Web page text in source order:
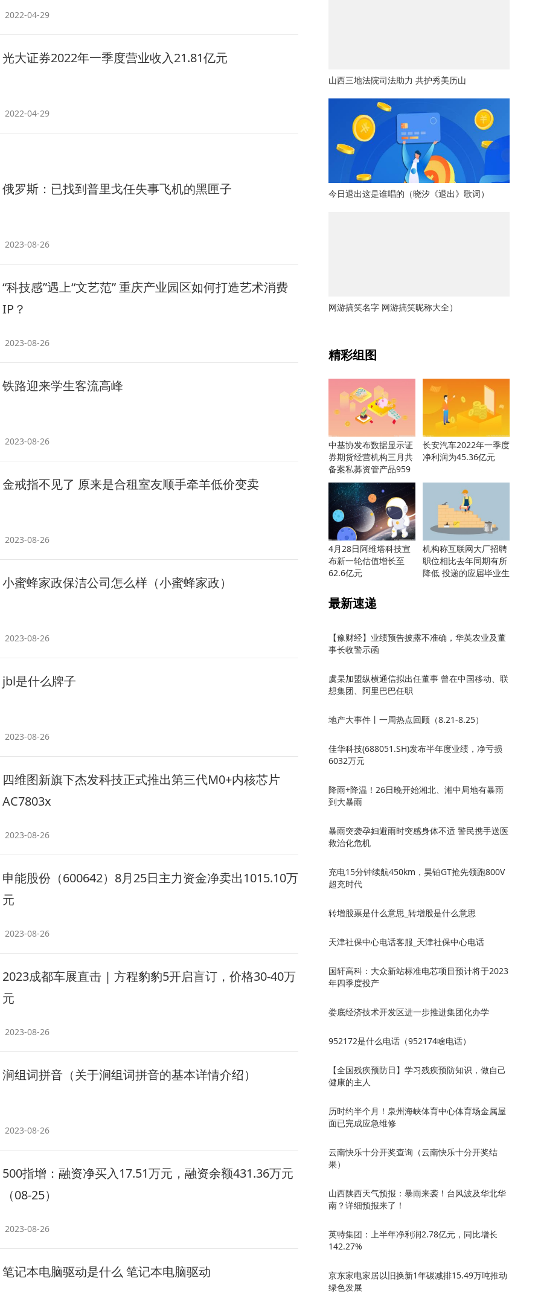
2022-04-29
光大证券2022年一季度营业收入21.81亿元
2022-04-29
俄罗斯：已找到普里戈任失事飞机的黑匣子
2023-08-26
“科技感”遇上“文艺范” 重庆产业园区如何打造艺术消费
IP？
2023-08-26
铁路迎来学生客流高峰
2023-08-26
金戒指不见了 原来是合租室友顺手牵羊低价变卖
2023-08-26
小蜜蜂家政保洁公司怎么样（小蜜蜂家政）
2023-08-26
jbl是什么牌子
2023-08-26
四维图新旗下杰发科技正式推出第三代M0+内核芯片
AC7803x
2023-08-26
申能股份（600642）8月25日主力资金净卖出1015.10万
元
2023-08-26
2023成都车展直击 | 方程豹豹5开启盲订，价格30-40万
元
2023-08-26
涧组词拼音（关于涧组词拼音的基本详情介绍）
2023-08-26
500指增：融资净买入17.51万元，融资余额431.36万元
（08-25）
2023-08-26
笔记本电脑驱动是什么 笔记本电脑驱动
山西三地法院司法助力 共护秀美历山
今日退出这是谁唱的（晓汐《退出》歌词）
网游搞笑名字 网游搞笑昵称大全）
精彩组图
中基协发布数据显示证
券期货经营机构三月共
备案私募资管产品959
只
长安汽车2022年一季度
净利润为45.36亿元
4月28日阿维塔科技宣
布新一轮估值增长至
62.6亿元
机构称互联网大厂招聘
职位相比去年同期有所
降低 投递的应届毕业生
最新速递
【豫财经】业绩预告披露不准确，华英农业及董
事长收警示函
虞杲加盟纵横通信拟出任董事 曾在中国移动、联
想集团、阿里巴巴任职
地产大事件丨一周热点回顾（8.21-8.25）
佳华科技(688051.SH)发布半年度业绩，净亏损
6032万元
降雨+降温！26日晚开始湘北、湘中局地有暴雨
到大暴雨
暴雨突袭孕妇避雨时突感身体不适 警民携手送医
救治化危机
充电15分钟续航450km，昊铂GT抢先领跑800V
超充时代
转增股票是什么意思_转增股是什么意思
天津社保中心电话客服_天津社保中心电话
国轩高科：大众新站标准电芯项目预计将于2023
年四季度投产
娄底经济技术开发区进一步推进集团化办学
952172是什么电话（952174啥电话）
【全国残疾预防日】学习残疾预防知识，做自己
健康的主人
历时约半个月！泉州海峡体育中心体育场金属屋
面已完成应急维修
云南快乐十分开奖查询（云南快乐十分开奖结
果）
山西陕西天气预报：暴雨来袭！台风波及华北华
南？详细预报来了！
英特集团：上半年净利润2.78亿元，同比增长
142.27%
京东家电家居以旧换新1年碳减排15.49万吨推动
绿色发展